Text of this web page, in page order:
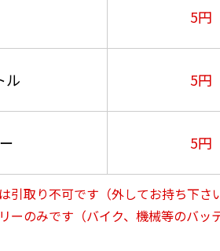
5円
ル 5円
5円
取り不可です（外してお持ち下さい
のみです（バイク、機械等のバッ